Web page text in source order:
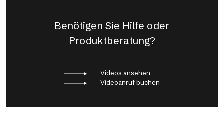
Benötigen Sie Hilfe oder
Produktberatung?
Videos ansehen
Videoanruf buchen